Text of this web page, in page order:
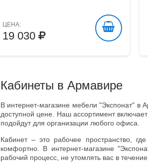
ЦЕНА:
19 030
Кабинеты в Армавире
В интернет-магазине мебели "Экспонат" в
доступной цене. Наш ассортимент
подойдут для организации любого офиса.
Кабинет – это рабочее пространство,
комфортно. В интернет-магазине
рабочий процесс, не утомлять вас в